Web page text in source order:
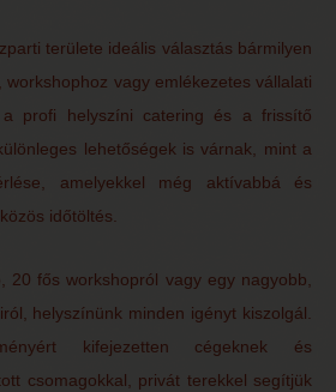
területe ideális választás bármilyen
vagy emlékezetes vállalati
a profi helyszíni catering és a frissítő
lehetőségek is várnak, mint a
amelyekkel még aktívabbá és
időtöltés.
20 fős workshopról vagy egy nagyobb,
helyszínünk minden igényt kiszolgál.
kifejezetten cégeknek és
csomagokkal, privát terekkel segítjük